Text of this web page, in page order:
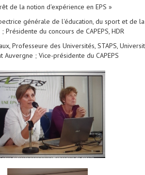
de la notion d'expérience en EPS »
générale de l'éducation, du sport et de la
Présidente du concours de CAPEPS, HDR
Professeure des Universités, STAPS,
Auvergne ; Vice-présidente du CAPEPS